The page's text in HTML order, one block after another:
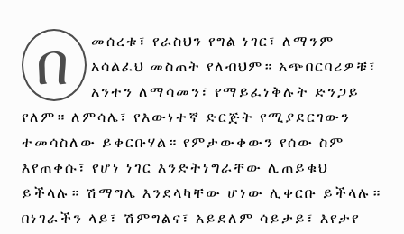
በ
መሰረቱ፣ የራስህን የግል ነገር፣ ለማንም
አሳልፈህ መስጠት የለብህም። አጭበርባሪዎቹ፣
አንተን ለማሳመን፣ የማይፈነቅሉት ድንጋይ
የለም። ለምሳሌ፣ የእውነተኛ ድርጅት የሚያደርገውን
ተመሳስለው ይቀርቡሃል። የምታውቀውን የሰው ስም
እየጠቀሱ፣ የሆነ ነገር እንድትነግራቸው ሊጠይቁህ
ይችላሉ። ሽማግሌ እንደላካቸው ሆነው ሊቀርቡ ይችላሉ።
በነገራችን ላይ፣ ሽምግልና፣ አይደለም ሳይታይ፣ እየታየ